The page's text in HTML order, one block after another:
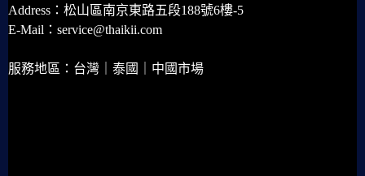
Address：松山區南京東路五段188號6樓-5
E-Mail：service@thaikii.com
服務地區：台灣｜泰國｜中國市場